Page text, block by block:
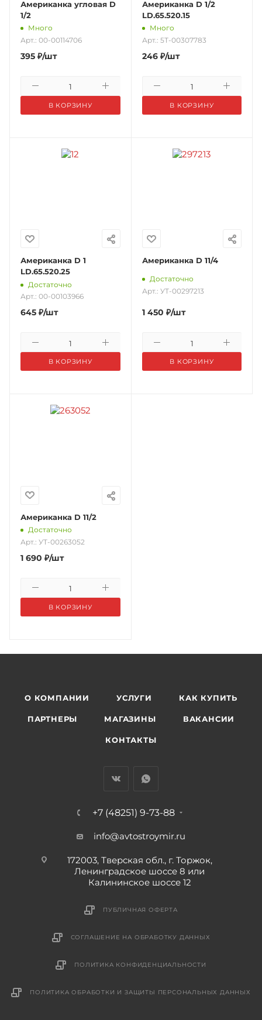
Американка угловая D
1/2
Много
Арт.: 00-00114706
395 ₽/шт
В КОРЗИНУ
Американка D 1/2
LD.65.520.15
Много
Арт.: 5Т-00307783
246₽/шт
В КОРЗИНУ
Американка D 1
LD.65.520.25
Достаточно
Арт.: 00-00103966
645 ₽/шт
В КОРЗИНУ
Американка D 11/4
Достаточно
Арт.: УТ-00297213
1 450 ₽/шт
В КОРЗИНУ
Американка D 11/2
Достаточно
Арт.: УТ-00263052
1 690 ₽/шт
В КОРЗИНУ
О КОМПАНИИ УСЛУГИ КАК КУПИТЬ
ПАРТНЕРЫ МАГАЗИНЫ ВАКАНСИИ
КОНТАКТЫ
+7 (48251) 9-73-88
info@avtostroymir.ru
172003, Тверская обл., г. Торжок,
Ленинградское шоссе 8 или
Калининское шоссе 12
ПУБЛИЧНАЯ ОФЕРТА
СОГЛАШЕНИЕ НА ОБРАБОТКУ ДАННЫХ
ПОЛИТИКА КОНФИДЕНЦИАЛЬНОСТИ
ПОЛИТИКА ОБРАБОТКИ И ЗАЩИТЫ ПЕРСОНАЛЬНЫХ ДАННЫХ